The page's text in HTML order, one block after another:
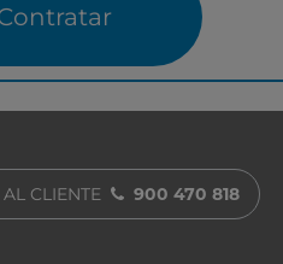
CLIENTE 900 470 818